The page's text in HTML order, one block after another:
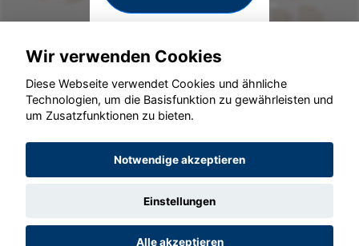
© konjunkturmotor.de GmbH 2020 - 2026
Wir verwenden Cookies
Diese Webseite verwendet Cookies und ähnliche
Technologien, um die Basisfunktion zu gewährleisten und
um Zusatzfunktionen zu bieten.
Notwendige akzeptieren
Einstellungen
Alle akzeptieren